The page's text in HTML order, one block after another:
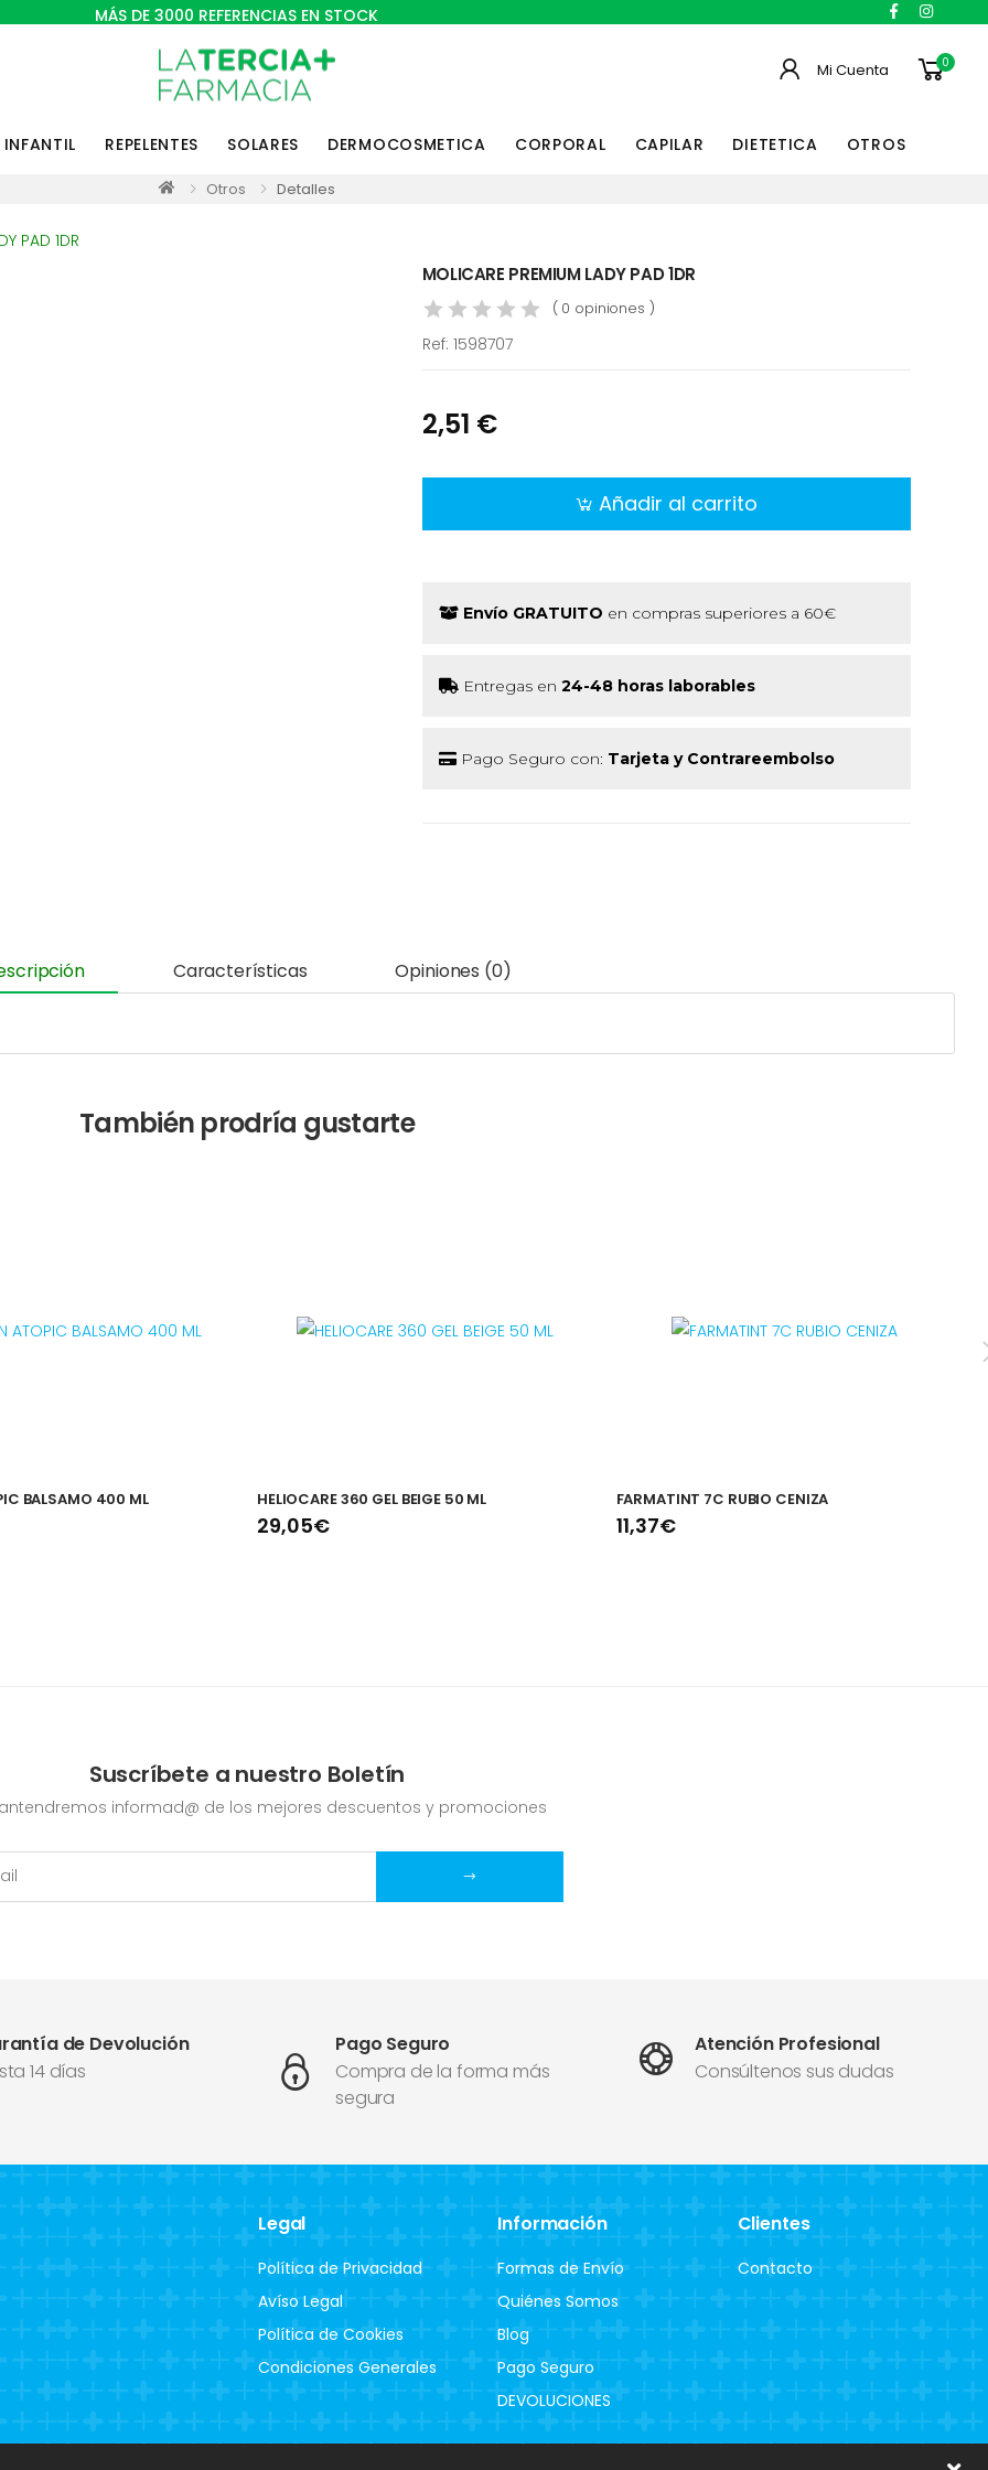
MÁS DE 3000 REFERENCIAS EN STOCK
Mi Cuenta 0
INFANTIL REPELENTES SOLARES DERMOCOSMETICA CORPORAL CAPILAR DIETETICA OTROS
Otros Detalles
MOLICARE PREMIUM LADY PAD 1DR
( 0 opiniones )
Ref: 1598707
2,51 €
Añadir al carrito
Envío GRATUITO en compras superiores a 60€
Entregas en 24-48 horas laborables
Pago Seguro con: Tarjeta y Contrareembolso
Características Opiniones (0)
También prodría gustarte
BALSAMO 400 ML HELIOCARE 360 GEL BEIGE 50 ML
29,05€
FARMATINT 7C RUBIO CENIZA
11,37€
Suscríbete a nuestro Boletín
informad@ de los mejores descuentos y promociones
de Devolución
14 días
Pago Seguro
Compra de la forma más
segura
Atención Profesional
Consúltenos sus dudas
Legal
Política de Privacidad
Avíso Legal
Política de Cookies
Condiciones Generales
Información
Formas de Envío
Quiénes Somos
Blog
Pago Seguro
DEVOLUCIONES
Clientes
Contacto